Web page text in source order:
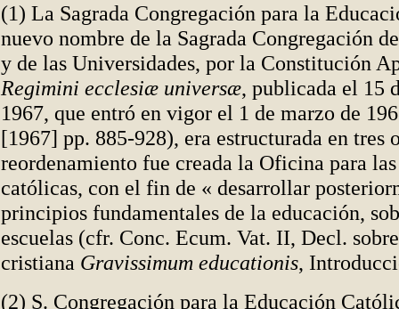
(1) La Sagrada Congregación para la
nuevo nombre de la Sagrada Congregación
y de las Universidades, por la Constitución
Regimini ecclesiæ universæ, publicada el 15
1967, que entró en vigor el 1 de marzo de
[1967] pp. 885-928), era estructurada en tres
reordenamiento fue creada la Oficina para las
católicas, con el fin de « desarrollar
principios fundamentales de la educación,
escuelas (cfr. Conc. Ecum. Vat. II, Decl.
cristiana Gravissimum educationis,
(2) S. Congregación para la Educación